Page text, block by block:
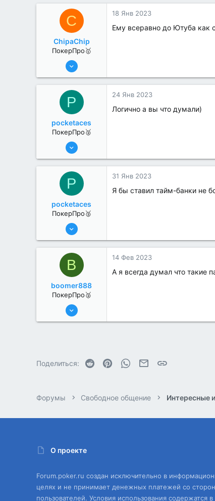
1
C
ChipaChip
ПокерПро🥇
8 Июн 2022
2
18 Янв 2023
Ему всеравно до Ютуба как
P
pocketaces
ПокерПро🥈
6 Июн 2022
3
24 Янв 2023
Логично а вы что думали)
P
pocketaces
ПокерПро🥈
6 Июн 2022
3
31 Янв 2023
Я бы ставил тайм-банки не
B
boomer888
ПокерПро🥈
6 Июн 2022
14 Фев 2023
А я всегда думал что такие
Поделиться: Reddit PinterestWhatsAppЭлектронная почта
Форумы Свободное общение Интересные
О проекте
Forum.poker.ru создан исключительно в
целях и не принимает денежных платежей со
пользователей. Условия использования содержатся в